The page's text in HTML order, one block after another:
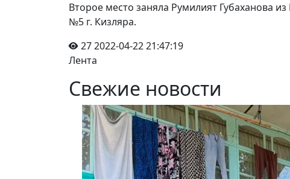
Второе место заняла Румилият Губаханова
№5 г. Кизляра.
272022-04-22 21:47:19
Лента
Свежие новости